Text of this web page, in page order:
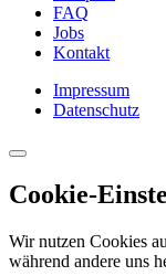
FAQ
Jobs
Kontakt
Impressum
Datenschutz
Cookie-
Wir nutzen Cookies
während andere uns